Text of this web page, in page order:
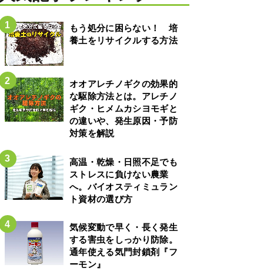
もう処分に困らない！ 培
養土をリサイクルする方法
オオアレチノギクの効果的
な駆除方法とは。アレチノ
ギク・ヒメムカシヨモギと
の違いや、発生原因・予防
対策を解説
高温・乾燥・日照不足でも
ストレスに負けない農業
へ。バイオスティミュラン
ト資材の選び方
気候変動で早く・長く発生
する害虫をしっかり防除。
通年使える気門封鎖剤『フ
ーモン』